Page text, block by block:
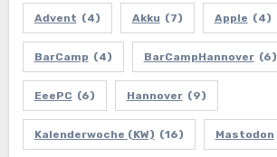
Advent (4) Akku (7) Apple (4)
BarCamp (4) BarCampHannover (6)
EeePC (6) Hannover (9)
Kalenderwoche (KW) (16) Mastodon